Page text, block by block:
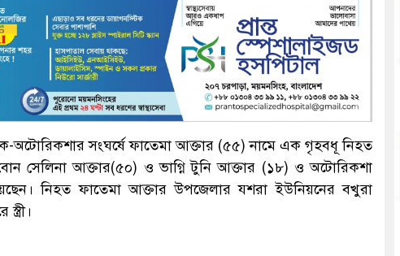
অটোরিকশার সংঘর্ষে ফাতেমা আক্তার (৫৫) নামে এক গৃহবধূ নিহত
সেলিনা আক্তার(৫০) ও ভাগ্নি টুনি আক্তার (১৮) ও অটোরিকশা
নিহত ফাতেমা আক্তার উপজেলার যশরা ইউনিয়নের বখুরা